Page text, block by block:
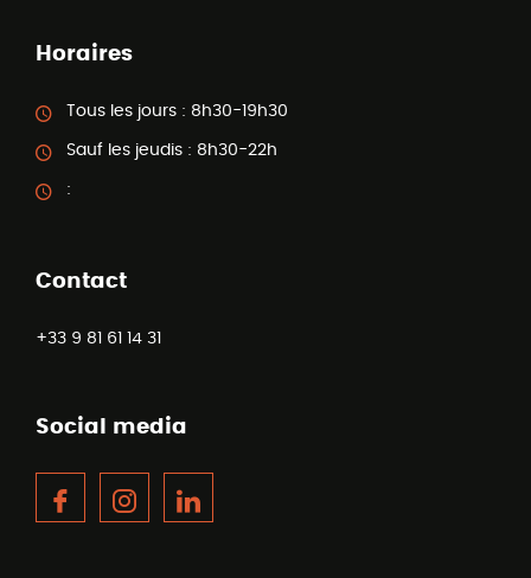
Horaires
Tous les jours : 8h30-19h30
Sauf les jeudis : 8h30-22h
:
Contact
+33 9 81 61 14 31
Social media
FacebookInstagram